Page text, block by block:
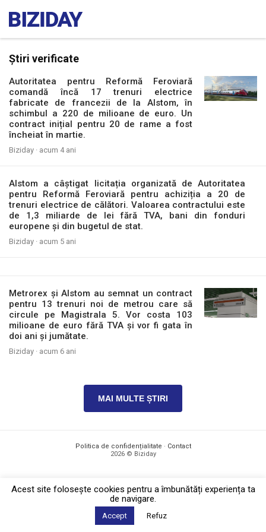
Știri verificate
Autoritatea pentru Reformă Feroviară
comandă încă 17 trenuri electrice
fabricate de francezii de la Alstom, în
schimbul a 220 de milioane de euro. Un
contract inițial pentru 20 de rame a fost
încheiat în martie.
Biziday · acum 4 ani
Alstom a câștigat licitația organizată de Autoritatea
pentru Reformă Feroviară pentru achiziția a 20 de
trenuri electrice de călători. Valoarea contractului este
de 1,3 miliarde de lei fără TVA, bani din fonduri
europene și din bugetul de stat.
Biziday · acum 5 ani
Metrorex și Alstom au semnat un contract
pentru 13 trenuri noi de metrou care să
circule pe Magistrala 5. Vor costa 103
milioane de euro fără TVA și vor fi gata în
doi ani și jumătate.
Biziday · acum 6 ani
MAI MULTE ȘTIRI
Politica de confidențialitate · Contact
2026 © Biziday
Acest site foloseşte cookies pentru a îmbunătăți experiența ta
de navigare.
Accept Refuz